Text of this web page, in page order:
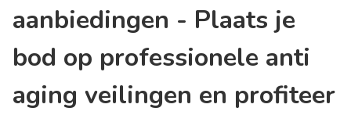
aanbiedingen - Plaats je
bod op professionele anti
aging veilingen en profiteer